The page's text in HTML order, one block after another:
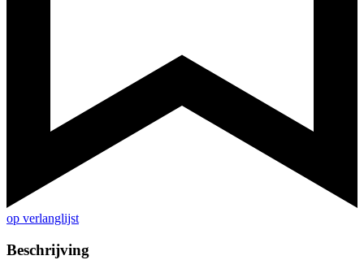
op verlanglijst
Beschrijving